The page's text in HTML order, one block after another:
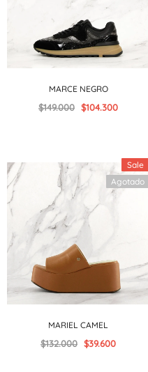
MARCE NEGRO
$149.000 $104.300
Sale
Agotado
MARIEL CAMEL
$132.000 $39.600